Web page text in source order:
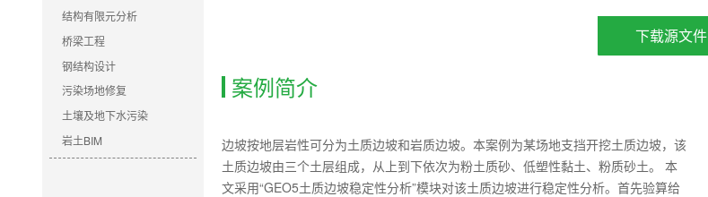
结构有限元分析
桥梁工程
钢结构设计
污染场地修复
土壤及地下水污染
岩土BIM
下载源文件
案例简介
边坡按地层岩性可分为土质边坡和岩质边坡。本案例为某场地支挡开挖土质边坡，该
土质边坡由三个土层组成，从上到下依次为粉土质砂、低塑性黏土、粉质砂土。 本
文采用“GEO5土质边坡稳定性分析”模块对该土质边坡进行稳定性分析。首先验算给